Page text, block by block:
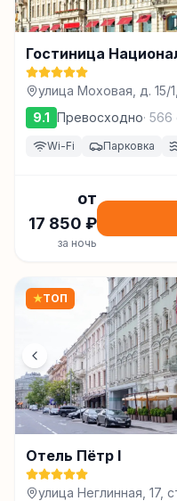
Гостиница
улица Моховая, д. 15/
9.1 Превосходно· 566
Wi-Fi Парковка
от
17 850 ₽
за ночь
★ТОП
Отель Пётр I
улица Неглинная, 17,